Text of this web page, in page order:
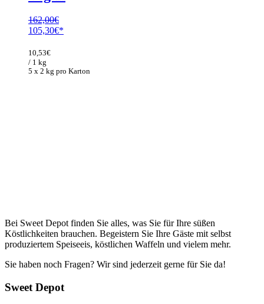
162,00€
Ursprünglicher
war:
162,00€
105,30€
5 x 2 kg pro Karton
10,53€
/ 1 kg
Bei Sweet Depot finden Sie alles, was Sie für Ihre süßen
Köstlichkeiten brauchen. Begeistern Sie Ihre Gäste mit selbst
produziertem Speiseeis, köstlichen Waffeln und vielem mehr.
Sie haben noch Fragen? Wir sind jederzeit gerne für Sie da!
Sweet Depot